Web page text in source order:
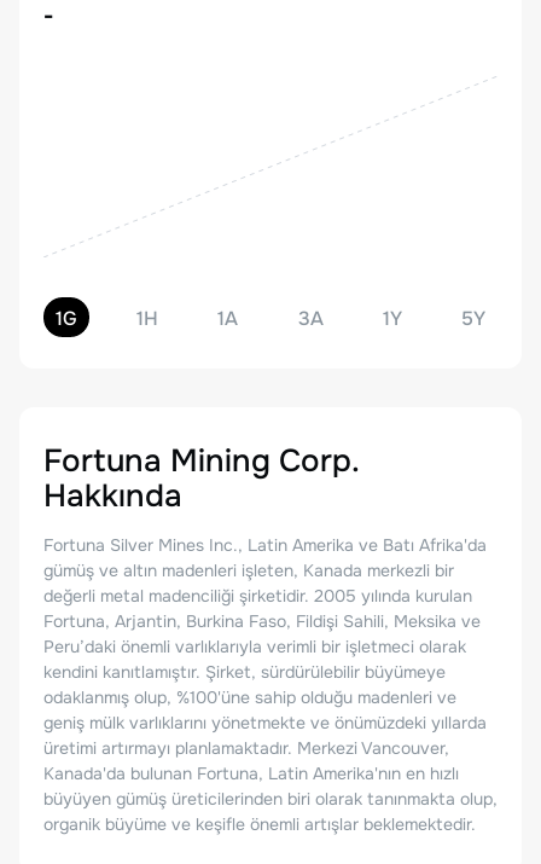
-
1G 1H 1A 3A 1Y 5Y
Fortuna Mining Corp.
Hakkında
Fortuna Silver Mines Inc., Latin Amerika ve Batı Afrika'da
gümüş ve altın madenleri işleten, Kanada merkezli bir
değerli metal madenciliği şirketidir. 2005 yılında kurulan
Fortuna, Arjantin, Burkina Faso, Fildişi Sahili, Meksika ve
Peru’daki önemli varlıklarıyla verimli bir işletmeci olarak
kendini kanıtlamıştır. Şirket, sürdürülebilir büyümeye
odaklanmış olup, %100'üne sahip olduğu madenleri ve
geniş mülk varlıklarını yönetmekte ve önümüzdeki yıllarda
üretimi artırmayı planlamaktadır. Merkezi Vancouver,
Kanada'da bulunan Fortuna, Latin Amerika'nın en hızlı
büyüyen gümüş üreticilerinden biri olarak tanınmakta olup,
organik büyüme ve keşifle önemli artışlar beklemektedir.